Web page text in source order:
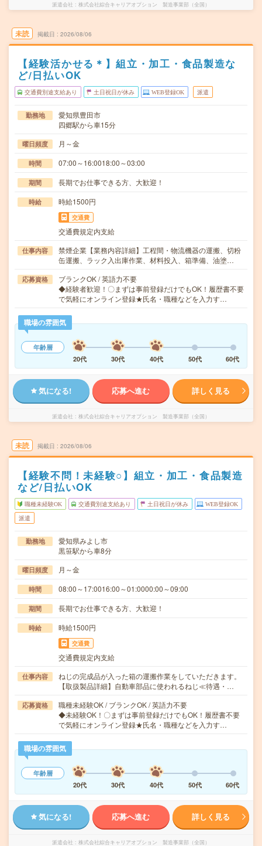
派遣会社 株式会社綜合キャリアオプション 製造事業部（全国）
未読 掲載日 2026/08/06
【経験活かせる＊】組立・加工・食品製造な
ど/日払いOK
交通費別途支給あり 土日祝日が休み WEB登録OK 派遣
勤務地
愛知県豊田市
四郷駅から車15分
曜日頻度 月～金
時間 07:00～16:0018:00～03:00
期間 長期でお仕事できる方、大歓迎！
時給 時給1500円
交通費
交通費規定内支給
仕事内容
禁煙企業【業務内容詳細】工程間・物流機器の運搬、切粉
缶運搬、ラック入出庫作業、材料投入、箱準備、油塗…
応募資格
ブランクOK / 英語力不要
◆経験者歓迎！〇まずは事前登録だけでもOK！履歴書不要
で気軽にオンライン登録★氏名・職種などを入力す…
職場の雰囲気
年齢層
20代
30代 40代 50代 60代
気になる! 応募へ進む 詳しく見る
派遣会社 株式会社綜合キャリアオプション 製造事業部（全国）
未読 掲載日 2026/08/06
【経験不問！未経験○】組立・加工・食品製造
など/日払いOK
職種未経験OK 交通費別途支給あり 土日祝日が休み WEB登録OK
派遣
勤務地
愛知県みよし市
黒笹駅から車8分
曜日頻度 月～金
時間 08:00～17:0016:00～01:0000:00～09:00
期間 長期でお仕事できる方、大歓迎！
時給 時給1500円
交通費
交通費規定内支給
仕事内容
ねじの完成品が入った箱の運搬作業をしていただきます。
【取扱製品詳細】自動車部品に使われるねじ≪待遇・…
応募資格
職種未経験OK / ブランクOK / 英語力不要
◆未経験OK！〇まずは事前登録だけでもOK！履歴書不要
で気軽にオンライン登録★氏名・職種などを入力す…
職場の雰囲気
年齢層
20代
30代 40代 50代 60代
気になる! 応募へ進む 詳しく見る
派遣会社 株式会社綜合キャリアオプション 製造事業部（全国）